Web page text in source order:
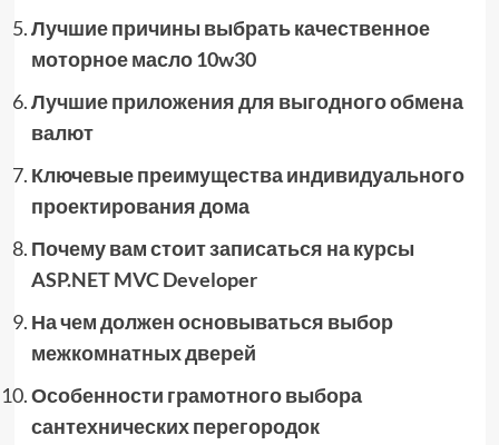
Лучшие причины выбрать качественное
моторное масло 10w30
Лучшие приложения для выгодного обмена
валют
Ключевые преимущества индивидуального
проектирования дома
Почему вам стоит записаться на курсы
ASP.NET MVC Developer
На чем должен основываться выбор
межкомнатных дверей
Особенности грамотного выбора
сантехнических перегородок